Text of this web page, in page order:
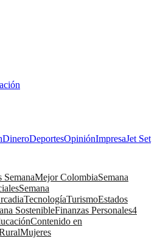
DineroDeportesOpiniónImpresaJet Set
SemanaMejor ColombiaSemana
Semana
TecnologíaTurismoEstados
SostenibleFinanzas Personales4
Contenido en
Mujeres